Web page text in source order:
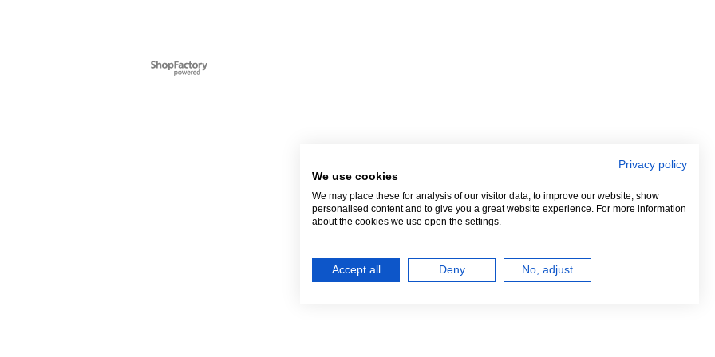
Webwinkel gemaakt met
ShopFactory webwinkel
Privacy policy
We use cookies
We may place these for analysis of our visitor data, to improve our website, show
personalised content and to give you a great website experience. For more information
about the cookies we use open the settings.
Accept all Deny No, adjust